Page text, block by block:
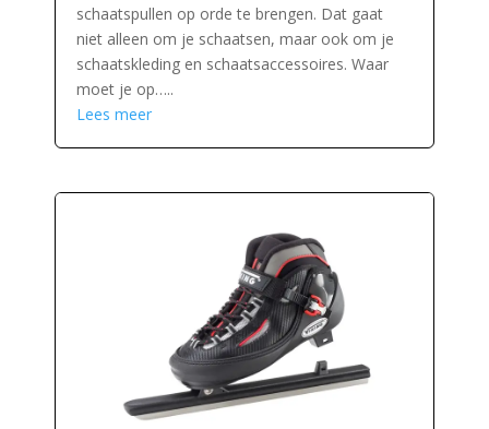
schaatspullen op orde te brengen. Dat gaat
niet alleen om je schaatsen, maar ook om je
schaatskleding en schaatsaccessoires. Waar
moet je op…..
Lees meer